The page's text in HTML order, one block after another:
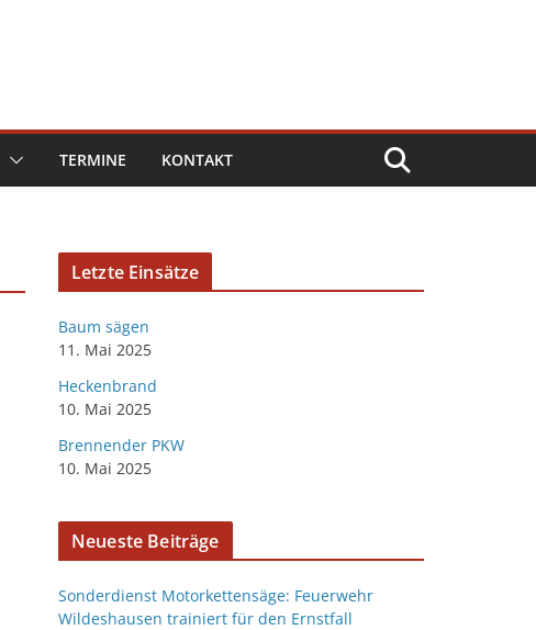
TERMINE KONTAKT
Letzte Einsätze
Baum sägen
11. Mai 2025
Heckenbrand
10. Mai 2025
Brennender PKW
10. Mai 2025
Neueste Beiträge
Sonderdienst Motorkettensäge: Feuerwehr
Wildeshausen trainiert für den Ernstfall